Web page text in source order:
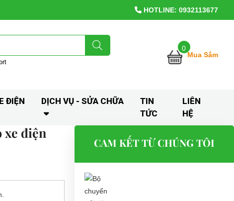
HOTLINE: 0932113677
0
Mua Sắm
ĐIỆN DỊCH VỤ - SỬA CHỮA
TIN
TỨC
LIÊN
HỆ
xe điện
CAM KẾT TỪ CHÚNG TÔI